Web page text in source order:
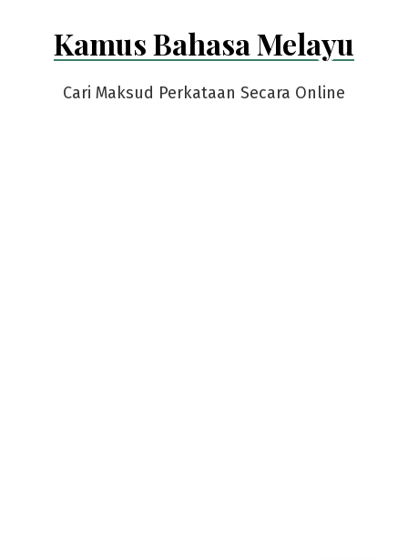
Kamus Bahasa Melayu
Cari Maksud Perkataan Secara Online